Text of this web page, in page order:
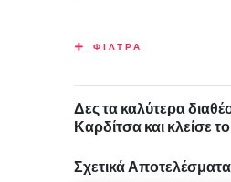
ΦΙΛΤΡΑ
Δες τα καλύτερα
Καρδίτσα και κλείσε
Σχετικά Αποτελέσματα